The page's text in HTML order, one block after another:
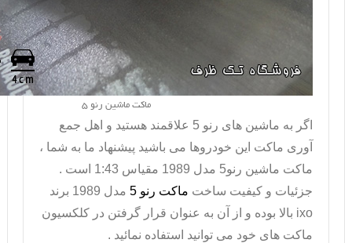
ماکت ماشین رنو 5
اگر به ماشین های رنو 5 علاقمند هستید و اهل جمع
آوری ماکت این خودروها می باشید پیشنهاد ما به شما ،
ماکت ماشین رنو5 مدل 1989 مقیاس 1:43 است .
جزئیات و کیفیت ساخت ماکت رنو 5
مدل 1989 برند
ixo بالا بوده و از آن به عنوان قرار گرفتن در کلکسیون
ماکت های خود می توانید استفاده نمائید .